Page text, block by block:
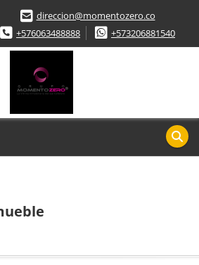
direccion@momentozero.co
+576063488888
+573206881540